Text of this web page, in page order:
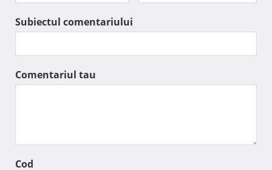
Subiectul comentariului
Comentariul tau
Cod